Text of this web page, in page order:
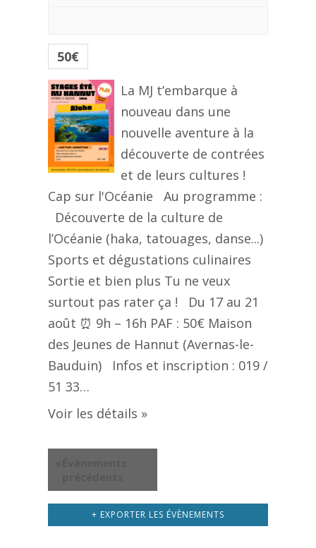
50€
La MJ t’embarque à
nouveau dans une
nouvelle aventure à la
découverte de contrées
et de leurs cultures !
Cap sur l'Océanie Au programme :
Découverte de la culture de
l’Océanie (haka, tatouages, danse...)
Sports et dégustations culinaires
Sortie et bien plus Tu ne veux
surtout pas rater ça ! Du 17 au 21
août ⏰ 9h – 16h PAF : 50€ Maison
des Jeunes de Hannut (Avernas-le-
Bauduin) Infos et inscription : 019 /
51 33…
Voir les détails »
+ EXPORTER LES ÉVÈNEMENTS